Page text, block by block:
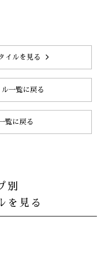
イルを見る
一覧に戻る
覧に戻る
別
を見る